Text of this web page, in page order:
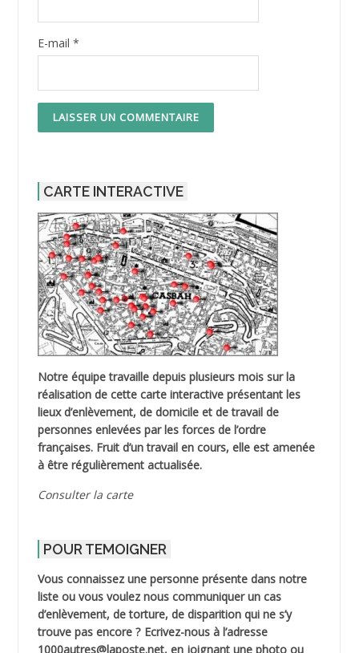
E-mail *
CARTE INTERACTIVE
Notre équipe travaille depuis plusieurs mois sur la
réalisation de cette carte interactive présentant les
lieux d’enlèvement, de domicile et de travail de
personnes enlevées par les forces de l’ordre
françaises. Fruit d’un travail en cours, elle est amenée
à être régulièrement actualisée.
Consulter la carte
POUR TEMOIGNER
Vous connaissez une personne présente dans notre
liste ou vous voulez nous communiquer un cas
d’enlèvement, de torture, de disparition qui ne s’y
trouve pas encore ? Ecrivez-nous à l’adresse
1000autres@laposte.net, en joignant une photo ou